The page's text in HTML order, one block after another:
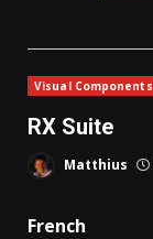
Visual Components
RX Suite
Matthius
French